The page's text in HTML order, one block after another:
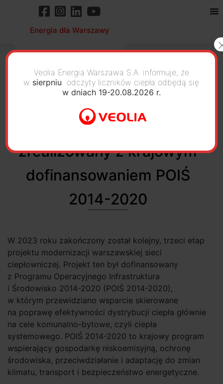
Energia dla Warszawy
projektu modernizacji sieci
zrealizowany z krajowym
dofinansowaniem POIŚ
2014-2020
W 2023 roku zakończony został kolejny, trzeci etap
projektu modernizacji warszawskiej sieci
ciepłowniczej. Projekt ten był dofinansowany
z Programu Operacyjnego Infrastruktura
i Środowisko 2014-2020 (POIŚ 2014-2020),
w którym przewidziano wsparcie skierowane
na poprawę efektywności dystrybucji ciepła głównie
na cele komunalno-bytowe, czyli ciepła
systemowego. POIŚ 2014-2020 to krajowy program
wspierający gospodarkę niskoemisyjną, ochronę
środowiska, przeciwdziałanie i adaptację do zmian
klimatu, transport i bezpieczeństwo energetyczne.
Veolia Energia Warszawa S.A. informuje, że
w sierpniu odczyty liczników ciepła odbędą się
w dniach 19-20.08.2026 r.